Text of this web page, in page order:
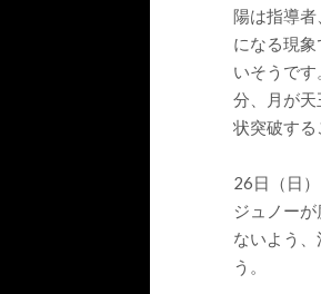
陽は指導
になる現
いそうで
分、月が
状突破する
26日（日
ジュノー
ないよう
う。